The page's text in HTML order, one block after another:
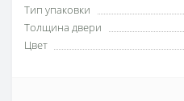
Тип упаковки
Толщина двери
Цвет